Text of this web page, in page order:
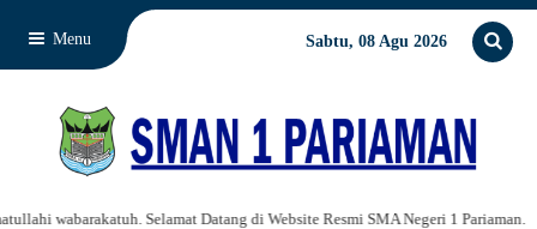
Menu Sabtu, 08 Agu 2026
wabarakatuh. Selamat Datang di Website Resmi SMA Negeri 1 Pariaman.